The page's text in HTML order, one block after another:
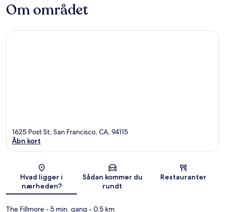
Om området
Kort
1625 Post St, San Francisco, CA, 94115
Åbn kort
Hvad ligger i
nærheden?
Sådan kommer du
rundt
Restauranter
The Fillmore- 5 min. gang - 0.5 km